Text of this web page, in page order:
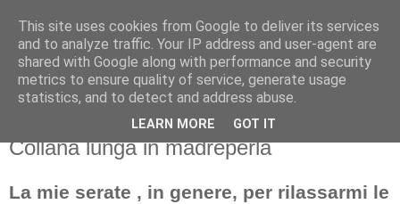
martedì 30 giugno 2009
Collana lunga in madreperla
La mie serate , in genere, per rilassarmi le
This site uses cookies from Google to deliver its services
and to analyze traffic. Your IP address and user-agent are
shared with Google along with performance and security
metrics to ensure quality of service, generate usage
statistics, and to detect and address abuse.
LEARN MORE GOT IT